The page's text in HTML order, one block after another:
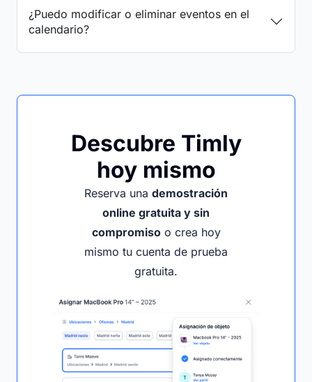
¿Puedo modificar o eliminar eventos en el
calendario?
Descubre Timly
hoy mismo
Reserva una demostración
online gratuita y sin
compromisoo crea hoy
mismo tu cuenta de prueba
gratuita.